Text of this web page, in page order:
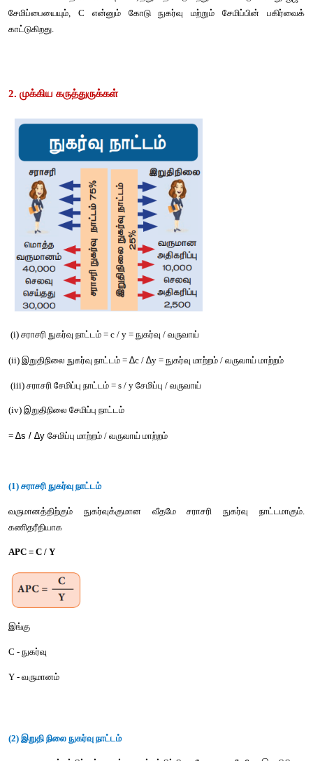
இந்த வரைபடத்தில் வருமானம் M = 120 ஆக இருக்கும் போது
ஆக உள்ளது (B - என்னும் புள்ளியில்).
வருவாய் Y = 180 ஆக அதிகரிக்கும் போது நுகர்வு C = 170 ஆக
என்னும் புள்ளியில்) Y360 ஆக உயர்ந்தால், C = 320, S = 40
மேற்காண் வரைபடத்தில் வருமானம் படுகிடைக் கோட்டிலும்,
கோட்டிலும் விளக்கப்படுகிறது. 45-டிகிரி கோட்டின் எல்லா
மாறும் என்ற எடுகோளைக் கொண்டுள்ளதாதல் நேர்கோட்டு
உள்ளது.
சேமிப்பையையும், C என்னும் கோடு நுகர்வு மற்றும்
காட்டுகிறது.
2. முக்கிய கருத்துருக்கள்